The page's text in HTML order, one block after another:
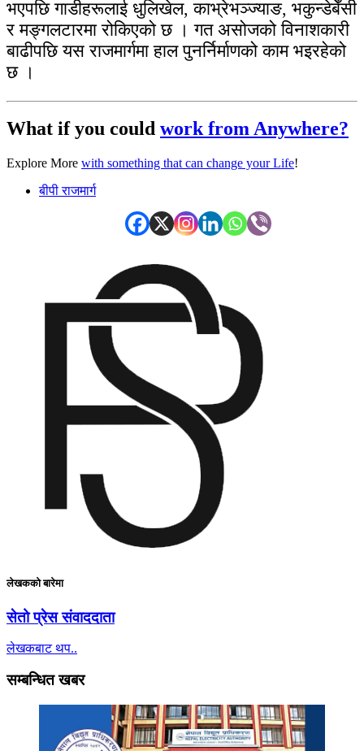
भएपछि गाडीहरूलाई धुलिखेल, काभ्रेभञ्ज्याङ, भकुन्डेबेँसी
र मङ्गलटारमा रोकिएको छ । गत असोजको विनाशकारी
बाढीपछि यस राजमार्गमा हाल पुनर्निर्माणको काम भइरहेको
छ ।
What if you could work from Anywhere?
Explore More with something that can change your Life!
बीपी राजमार्ग
लेखकको बारेमा
सेतो प्रेस संवाददाता
लेखकबाट थप..
सम्बन्धित खबर